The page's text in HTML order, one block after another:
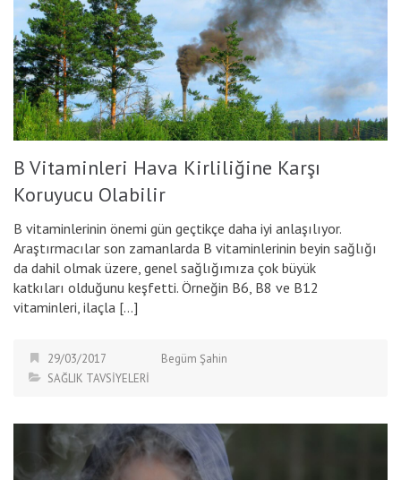
B Vitaminleri Hava Kirliliğine Karşı
Koruyucu Olabilir
B vitaminlerinin önemi gün geçtikçe daha iyi anlaşılıyor.
Araştırmacılar son zamanlarda B vitaminlerinin beyin sağlığı
da dahil olmak üzere, genel sağlığımıza çok büyük
katkıları olduğunu keşfetti. Örneğin B6, B8 ve B12
vitaminleri, ilaçla […]
29/03/2017
Begüm Şahin
SAĞLIK TAVSİYELERİ